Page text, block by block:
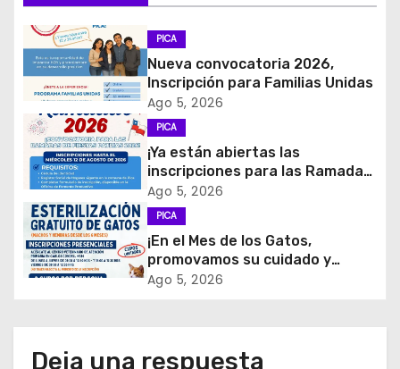
a
c
i
ó
n
d
e
e
t
PICA
Nueva convocatoria 2026,
Inscripción para Familias Unidas
Ago 5, 2026
PICA
¡Ya están abiertas las
inscripciones para las Ramadas
de Fiestas Patrias 2026!
Ago 5, 2026
PICA
¡En el Mes de los Gatos,
promovamos su cuidado y
tenencia responsable!
Ago 5, 2026
Deja una respuesta